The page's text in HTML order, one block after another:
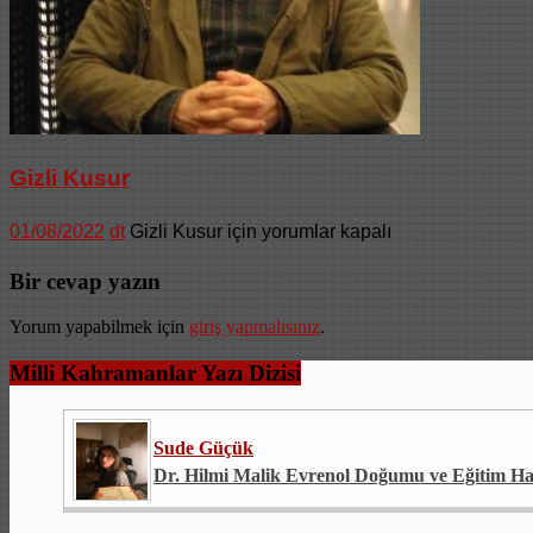
Gizli Kusur
01/08/2022 dt Gizli Kusur için yorumlar kapalı
Bir cevap yazın
Yorum yapabilmek için giriş yapmalısınız.
Milli Kahramanlar Yazı Dizisi
Sude Güçük
Dr. Hilmi Malik Evrenol Doğumu ve Eğitim